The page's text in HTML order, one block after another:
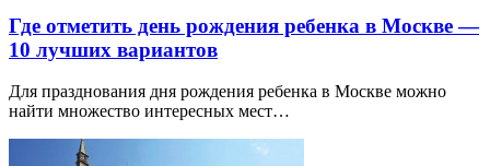
Где отметить день рождения ребенка в Москве —
10 лучших вариантов
Для празднования дня рождения ребенка в Москве можно
найти множество интересных мест…